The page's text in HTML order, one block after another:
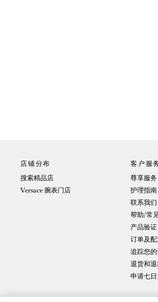
店铺分布
搜索精品店
Versace 腕表门店
客户服
尊享服务
护理指南
联系我们
帮助/常
产品验证
订单及配
追踪您
退货和退
申请七